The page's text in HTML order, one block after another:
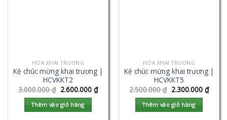
HOA KHAI TRƯƠNG
Kệ chúc mừng khai trương |
HCVKKT2
3.000.000₫ 2.600.000 ₫
Thêm vào giỏ hàng
HOA KHAI TRƯƠNG
Kệ chúc mừng khai trương |
HCVKKT5
2.500.000₫ 2.300.000 ₫
Thêm vào giỏ hàng